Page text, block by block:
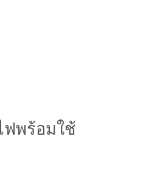
ฟพร้อมใช้